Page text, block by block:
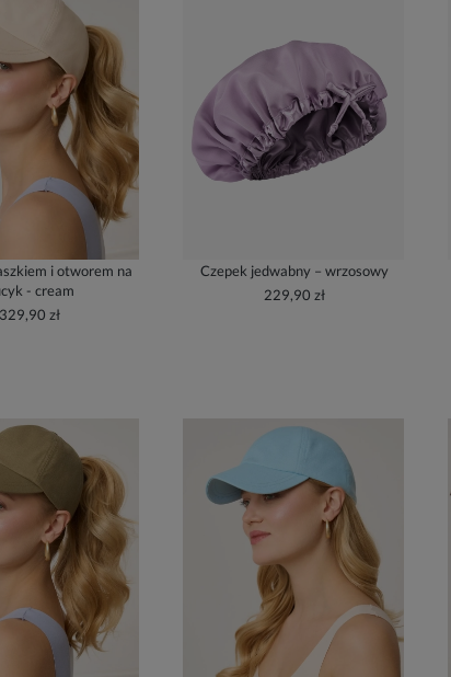
i otworem na
- cream
329,90 zł
Czepek jedwabny – wrzosowy
229,90 zł